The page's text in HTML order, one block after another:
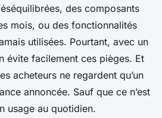
des composants
mois, ou des fonctionnalités
utilisées. Pourtant, avec un
évite facilement ces pièges. Et
acheteurs ne regardent qu’un
annoncée. Sauf que ce n’est
usage au quotidien.